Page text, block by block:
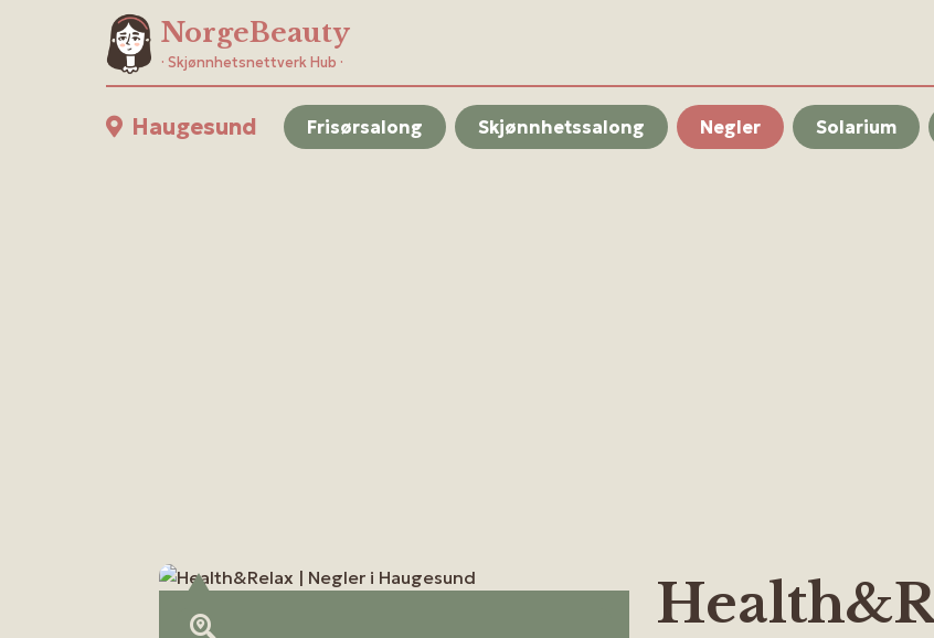
NorgeBeauty
· Skjønnhetsnettverk Hub ·
Haugesund Frisørsalong Skjønnhetssalong Negler Solarium